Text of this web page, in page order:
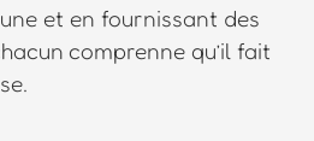
et en fournissant des
comprenne qu’il fait